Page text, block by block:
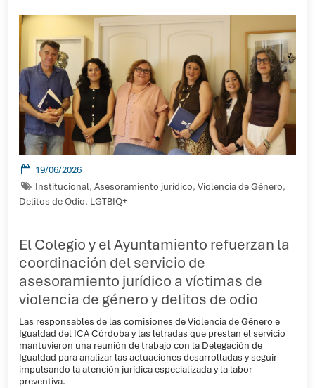
19/06/2026
Institucional, Asesoramiento jurídico, Violencia de Género,
Delitos de Odio, LGTBIQ+
El Colegio y el Ayuntamiento refuerzan la
coordinación del servicio de
asesoramiento jurídico a víctimas de
violencia de género y delitos de odio
Las responsables de las comisiones de Violencia de Género e
Igualdad del ICA Córdoba y las letradas que prestan el servicio
mantuvieron una reunión de trabajo con la Delegación de
Igualdad para analizar las actuaciones desarrolladas y seguir
impulsando la atención jurídica especializada y la labor
preventiva.